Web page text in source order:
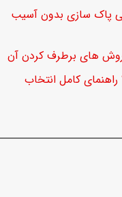
پاک سازی بدون آسیب
های برطرف کردن آن
کامل انتخاب